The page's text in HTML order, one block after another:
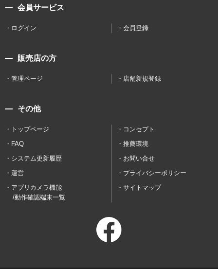
会員サービス
ログイン 会員登録
販売店の方
管理ページ 店舗新規登録
その他
トップページ
コンセプト
FAQ
推薦環境
システム更新履歴
お問い合せ
運営
プライバシーポリシー
アプリカメラ機能
/動作確認端末一覧
サイトマップ